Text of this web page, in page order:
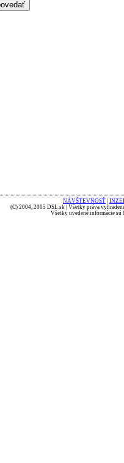
NÁVŠTEVNOSŤ
(C) 2004, 2005 DSL.sk | Všetky práva
Všetky uvedené informácie sú